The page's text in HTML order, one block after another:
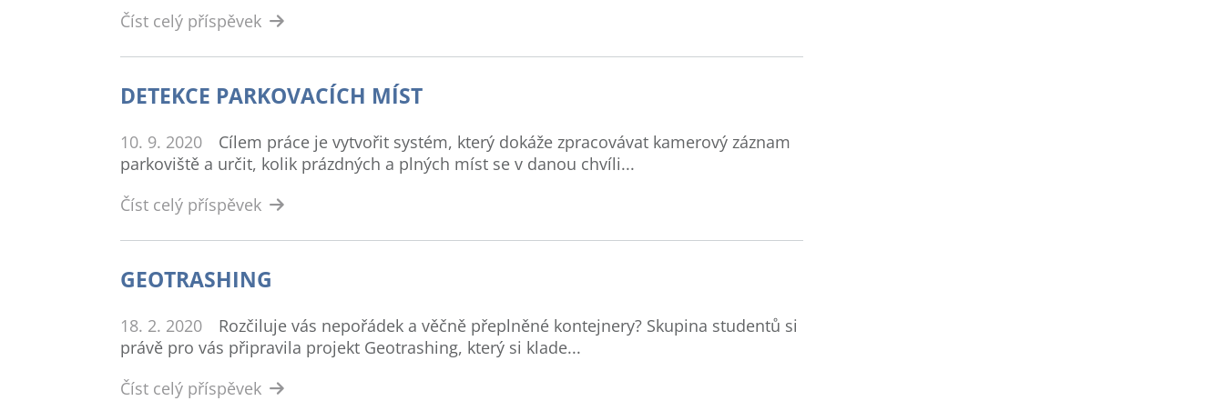
Číst celý příspěvek
DETEKCE PARKOVACÍCH MÍST
10. 9. 2020
Cílem práce je vytvořit systém, který dokáže zpracovávat kamerový záznam
parkoviště a určit, kolik prázdných a plných míst se v danou chvíli...
Číst celý příspěvek
GEOTRASHING
18. 2. 2020
Rozčiluje vás nepořádek a věčně přeplněné kontejnery? Skupina studentů si
právě pro vás připravila projekt Geotrashing, který si klade...
Číst celý příspěvek